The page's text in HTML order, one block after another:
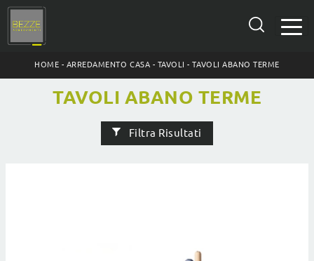
HOME - ARREDAMENTO CASA - TAVOLI -TAVOLI ABANO TERME
TAVOLI ABANO TERME
Filtra Risultati